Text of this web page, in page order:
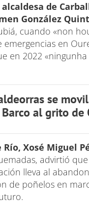
alcaldesa de
González
cuando «non
en
en 2022
se
Barco al grito de
Xosé Miguel
advirtió
lleva al
de poñelos en